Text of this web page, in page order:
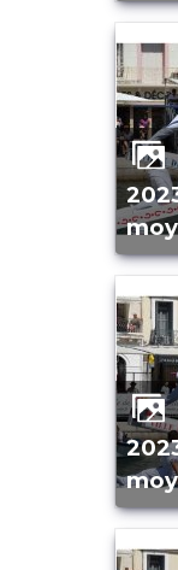
2023-06 Tournoi lourds
2023-06 Tournoi lourds